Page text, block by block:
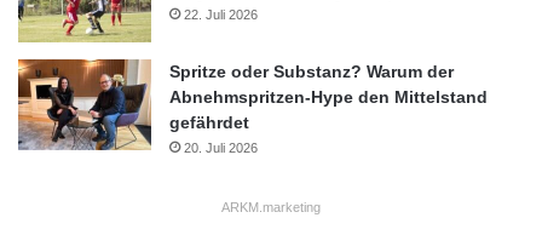
22. Juli 2026
Spritze oder Substanz? Warum der
Abnehmspritzen-Hype den Mittelstand
gefährdet
20. Juli 2026
ARKM.marketing